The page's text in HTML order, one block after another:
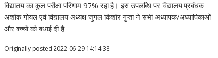
विद्यालय का कुल परीक्षा परिणाम 97% रहा है। इस उपलब्धि पर विद्यालय प्रबंधक
अशोक गोयल एवं विद्यालय अध्यक्ष जुगल किशोर गुप्ता ने सभी अध्यापक/अध्यापिकाओं
और बच्चों को बधाई दी है
Originally posted 2022-06-29 14:14:38.